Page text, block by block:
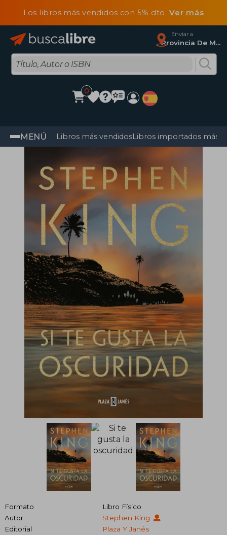
Los libros más vendidos con 5% dtoVer más
Enviar a
Provincia De Madrid
0
MENÚ Libros más vendidosLibros importados más
Formato
Libro Físico
Autor
Stephen King
Editorial
Plaza Y Janés